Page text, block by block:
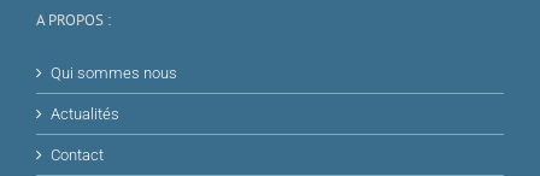
A PROPOS :
Qui sommes nous
Actualités
Contact